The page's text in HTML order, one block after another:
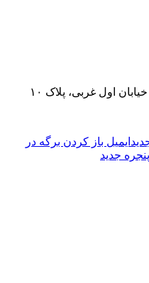
اول غربی، پلاک ۱۰
ایمیل باز کردن برگه در
جدید